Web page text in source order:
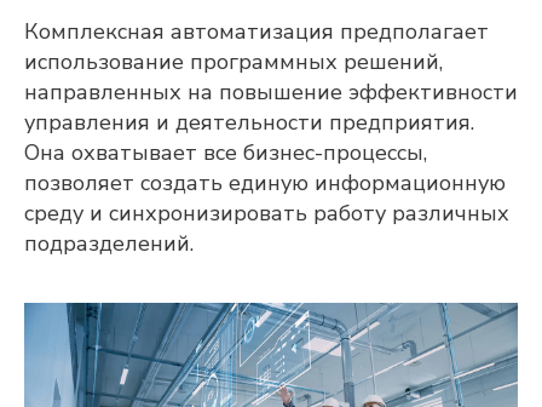
Комплексная автоматизация предполагает
использование программных решений,
направленных на повышение эффективности
управления и деятельности предприятия.
Она охватывает все бизнес-процессы,
позволяет создать единую информационную
среду и синхронизировать работу различных
подразделений.